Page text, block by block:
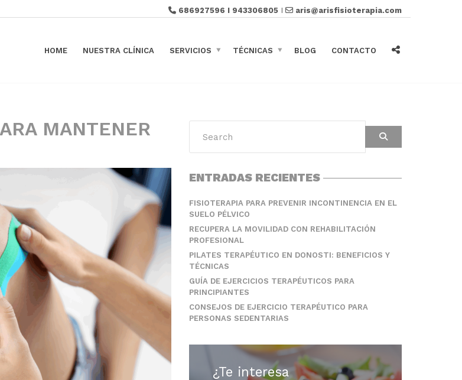
686927596 I 943306805 I aris@arisfisioterapia.com
HOME NUESTRA CLÍNICA SERVICIOS TÉCNICAS BLOG CONTACTO
MANTENER
ENTRADAS RECIENTES
FISIOTERAPIA PARA PREVENIR INCONTINENCIA EN EL
SUELO PÉLVICO
RECUPERA LA MOVILIDAD CON REHABILITACIÓN
PROFESIONAL
PILATES TERAPÉUTICO EN DONOSTI: BENEFICIOS Y
TÉCNICAS
GUÍA DE EJERCICIOS TERAPÉUTICOS PARA
PRINCIPIANTES
CONSEJOS DE EJERCICIO TERAPÉUTICO PARA
PERSONAS SEDENTARIAS
¿Te interesa